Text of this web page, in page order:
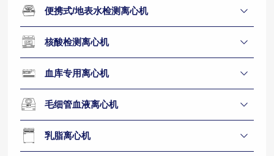
便携式/地表水检测离心机
核酸检测离心机
血库专用离心机
毛细管血液离心机
乳脂离心机